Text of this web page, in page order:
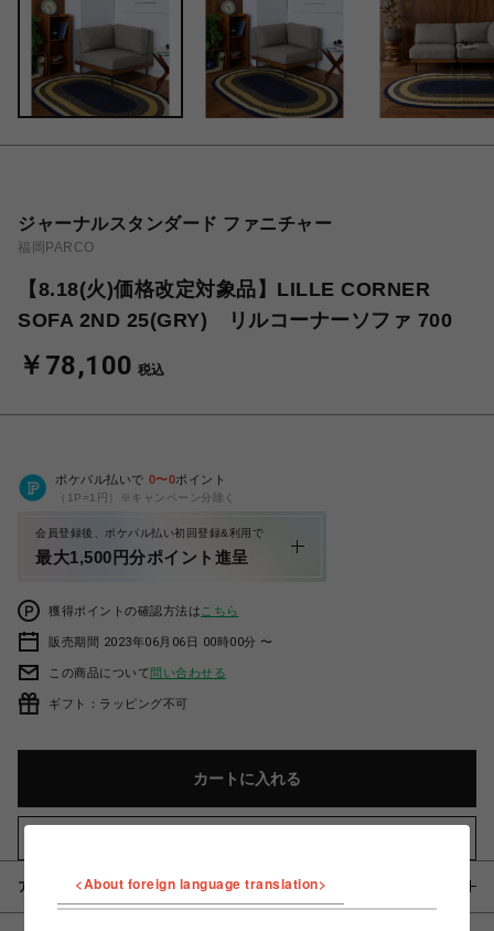
ジャーナルスタンダード ファニチャー
福岡PARCO
【8.18(火)価格改定対象品】LILLE CORNER
SOFA 2ND 25(GRY) リルコーナーソファ 700
￥78,100 税込
ポケパル払いで 0〜0ポイント
（1P=1円）※キャンペーン分除く
会員登録後、ポケパル払い初回登録&利用で
最大1,500円分ポイント進呈
獲得ポイントの確認方法は こちら
販売期間 2023年06月06日 00時00分 〜
この商品について問い合わせる
ギフト：ラッピング不可
カートに入れる
アイテム説明 / 素材
<About foreign language translation>